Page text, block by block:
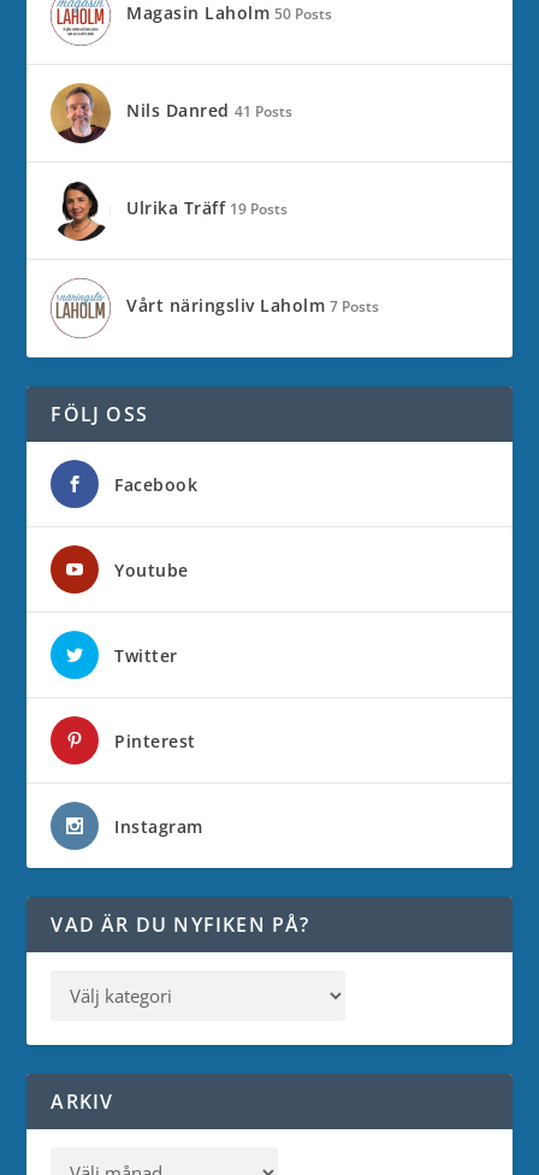
Magasin Laholm 50 Posts
Nils Danred 41 Posts
Ulrika Träff 19 Posts
Vårt näringsliv Laholm 7 Posts
FÖLJ OSS
Facebook
Youtube
Twitter
Pinterest
Instagram
VAD ÄR DU NYFIKEN PÅ?
ARKIV